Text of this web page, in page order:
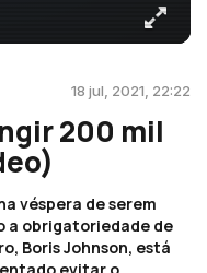
18 jul, 2021, 22:22
200 mil
véspera de serem
a obrigatoriedade de
Boris Johnson, está
evitar o